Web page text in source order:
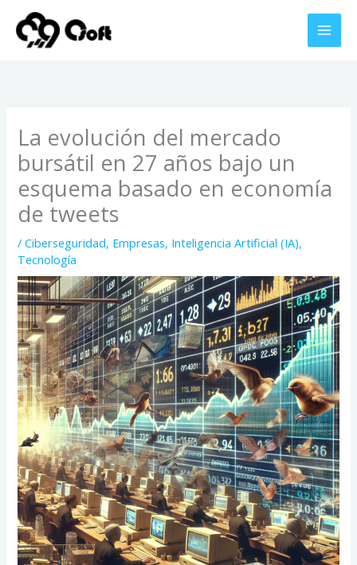
contenido
La evolución del mercado
bursátil en 27 años bajo un
esquema basado en economía
de tweets
/Ciberseguridad, Empresas, Inteligencia Artificial (IA),
Tecnología